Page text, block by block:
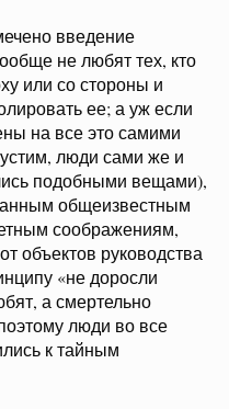
введение
не любят тех, кто
или со стороны и
ее; а уж если
на все это самими
люди сами же и
подобными вещами),
общеизвестным
соображениям,
объектов руководства
«не доросли
а смертельно
люди во все
к тайным